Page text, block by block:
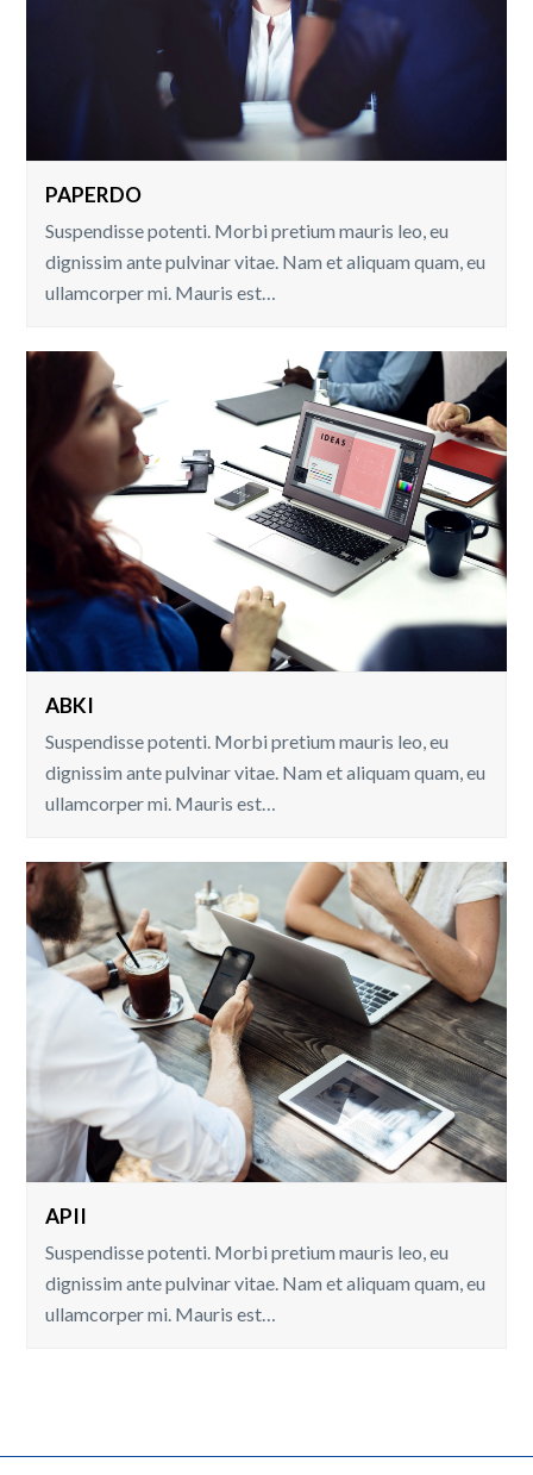
PAPERDO
Suspendisse potenti. Morbi pretium mauris leo, eu
dignissim ante pulvinar vitae. Nam et aliquam quam, eu
ullamcorper mi. Mauris est…
ABKI
Suspendisse potenti. Morbi pretium mauris leo, eu
dignissim ante pulvinar vitae. Nam et aliquam quam, eu
ullamcorper mi. Mauris est…
APII
Suspendisse potenti. Morbi pretium mauris leo, eu
dignissim ante pulvinar vitae. Nam et aliquam quam, eu
ullamcorper mi. Mauris est…